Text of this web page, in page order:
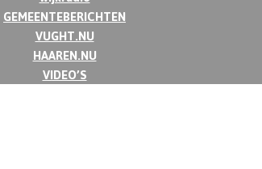
GEMEENTEBERICHTEN
VUGHT.NU
HAAREN.NU
VIDEO’S